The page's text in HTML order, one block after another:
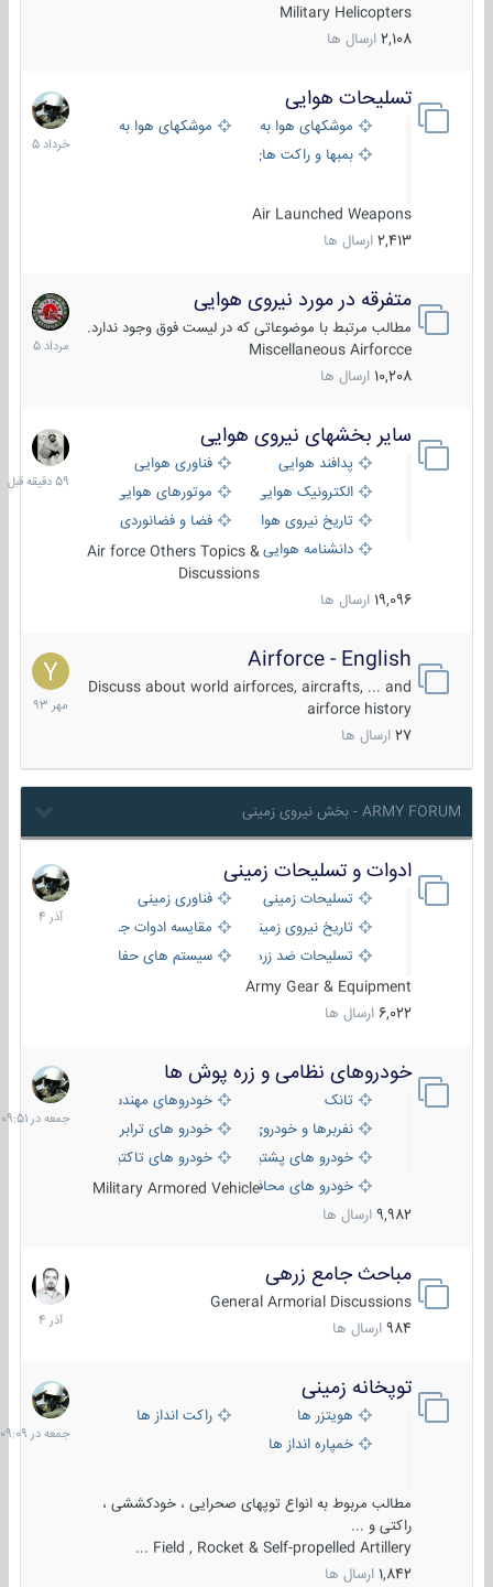
Military Helicopters
2,108 ارسال ها
تسلیحات هوایی
موشکهای هوا به هوا
موشکهای هوا به سطح
بمبها و راکت های هوایی
Air Launched Weapons
2,413 ارسال ها
30
خرداد
1405
متفرقه در مورد نیروی هوایی
مطالب مرتبط با موضوعاتی که در لیست فوق وجود ندارد.
Miscellaneous Airforcce
10,208 ارسال ها
7
مرداد
1405
سایر بخشهای نیروی هوایی
پدافند هوایی
فناوری هوایی
الکترونیک هوایی
موتورهای هوایی
تاریخ نیروی هوایی
فضا و فضانوردی
دانشنامه هواییAir force Others Topics &
Discussions
19,096 ارسال ها
59
دقیقه
قبل
Airforce - English
Discuss about world airforces, aircrafts, ... and
airforce history
27 ارسال ها
15
مهر
1393
ARMY FORUM - بخش نیروی زمینی
ادوات و تسلیحات زمینی
تسلیحات زمینی
فناوری زمینی
تاریخ نیروی زمینی
مقایسه ادوات جنگی
تسلیحات ضد زره
سیستم های حفاظت فعال
Army Gear & Equipment
6,022 ارسال ها
21
آذر
1404
خودروهای نظامی و زره پوش ها
تانک
خودروهای مهندسی
نفربرها و خودروی های رزمی پیاده نظام
خودرو های ترابری نظامی
خودرو های پشتیبانی آتش ، شناسایی و ضد تانک
خودرو های تاکتیکی نظامی
خودرو های محافظت شدهMilitary Armored Vehicle
9,982 ارسال ها
جمعه
در
09:51
مباحث جامع زرهی
General Armorial Discussions
984 ارسال ها
7
آذر
1404
توپخانه زمینی
هویتزر ها
راکت انداز ها
خمپاره انداز ها
مطالب مربوط به انواع توپهای صحرایی ، خودکششی ،
راکتی و ...
Field , Rocket & Self-propelled Artillery ...
1,842 ارسال ها
جمعه
در
09:09